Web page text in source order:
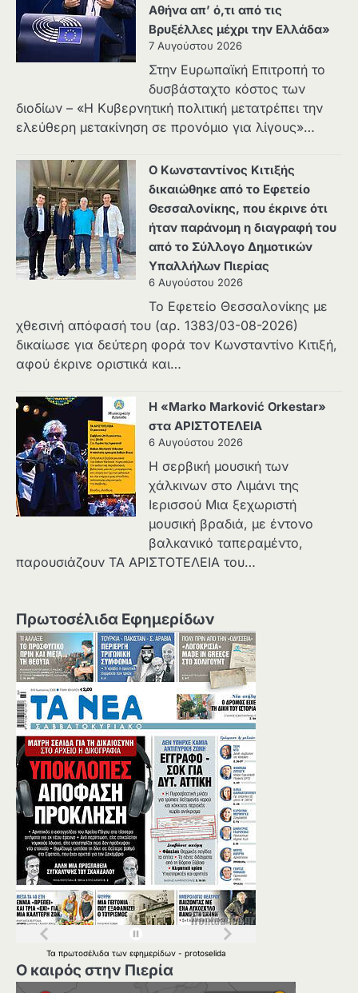
Αθήνα απ’ ό,τι από τις
Βρυξέλλες μέχρι την Ελλάδα»
7 Αυγούστου 2026
Στην Ευρωπαϊκή Επιτροπή το
δυσβάσταχτο κόστος των
διοδίων – «Η Κυβερνητική πολιτική μετατρέπει την
ελεύθερη μετακίνηση σε προνόμιο για λίγους»…
Ο Κωνσταντίνος Κιτιξής
δικαιώθηκε από το Εφετείο
Θεσσαλονίκης, που έκρινε ότι
ήταν παράνομη η διαγραφή του
από το Σύλλογο Δημοτικών
Υπαλλήλων Πιερίας
6 Αυγούστου 2026
Το Εφετείο Θεσσαλονίκης με
χθεσινή απόφασή του (αρ. 1383/03-08-2026)
δικαίωσε για δεύτερη φορά τον Κωνσταντίνο Κιτιξή,
αφού έκρινε οριστικά και…
Η «Marko Marković Orkestar»
στα ΑΡΙΣΤΟΤΕΛΕΙΑ
6 Αυγούστου 2026
Η σερβική μουσική των
χάλκινων στο Λιμάνι της
Ιερισσού Μια ξεχωριστή
μουσική βραδιά, με έντονο
βαλκανικό ταπεραμέντο,
παρουσιάζουν ΤΑ ΑΡΙΣΤΟΤΕΛΕΙΑ του…
Πρωτοσέλιδα Εφημερίδων
Τα πρωτοσέλιδα των εφημερίδων - protoselida
Ο καιρός στην Πιερία